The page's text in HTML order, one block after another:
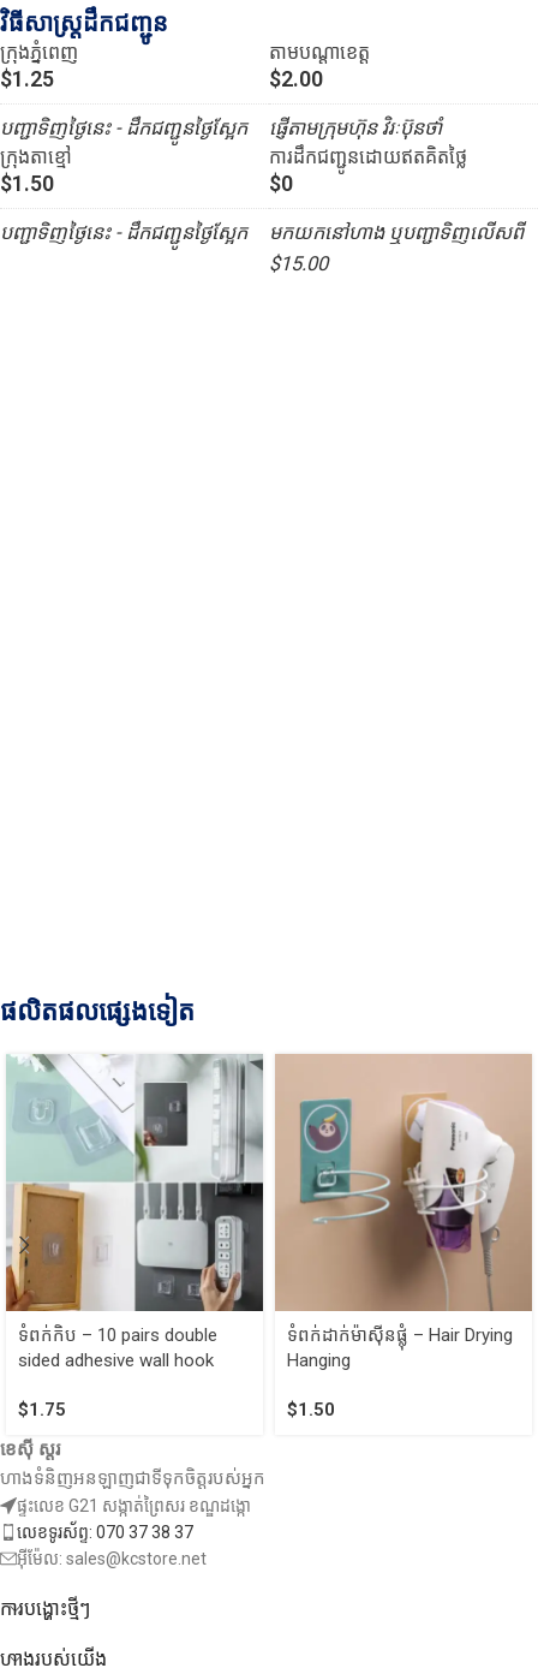
វិធីសាស្រ្តដឹកជញ្ជូន
ក្រុងភ្នំពេញ
$1.25
បញ្ជាទិញថ្ងៃនេះ - ដឹកជញ្ជូនថ្ងៃស្អែក
ក្រុងតាខ្មៅ
$1.50
បញ្ជាទិញថ្ងៃនេះ - ដឹកជញ្ជូនថ្ងៃស្អែក
តាមបណ្ដាខេត្ត
$2.00
ផ្ញើតាមក្រុមហ៊ុន វិរៈប៊ុនថាំ
ការដឹកជញ្ជូនដោយឥតគិតថ្លៃ
$0
មកយកនៅហាង ឬបញ្ជាទិញលើសពី
$15.00
ផលិតផលផ្សេងទៀត
ទំពក់កិប – 10 pairs double
sided adhesive wall hook
$1.75
ទំពក់ដាក់ម៉ាស៊ីនផ្លុំ – Hair Drying
Hanging
$1.50
ខេស៊ី ស្តរ
ហាងទំនិញអនឡាញជាទីទុកចិត្តរបស់អ្នក
ផ្ទះលេខ G21 សង្កាត់ព្រៃសរ ខណ្ឌដង្កោ
លេខទូរស័ព្ទ: 070 37 38 37
អ៊ីម៉ែល: sales@kcstore.net
ការបង្ហោះថ្មីៗ
ហាងរបស់យើង